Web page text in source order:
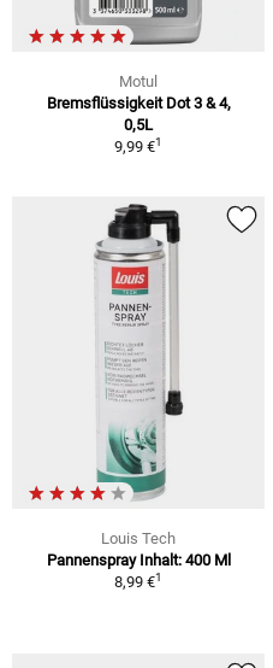
Motul
Bremsflüssigkeit Dot 3 & 4,
0,5L
9,99 €1
Louis Tech
Pannenspray Inhalt: 400 Ml
8,99 €1